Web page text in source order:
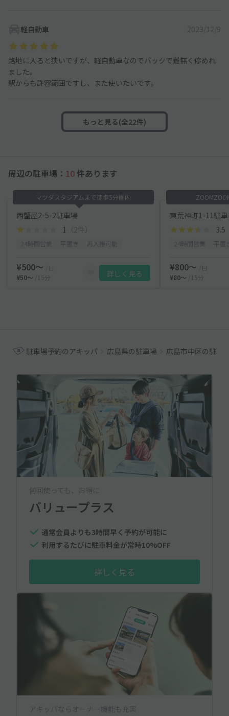
軽自動車 2023/12/9
路地に入ると狭いですが、軽自動車なのでバックで難無く停めれ
ました。
駅からも許容範囲ですし、また使いたいです。
もっと見る(全22件)
周辺の駐車場： 10 件あります
マツダスタジアムまで徒歩5分圏内
西蟹屋2-5-2駐車場
1
（2件）
¥500〜
/日
¥50〜
/15分 詳しく見る
東荒神町1-11駐
3.5
¥800〜
/日
¥80〜
/15分
駐車場予約のアキッパ 広島県の駐車場 広島市中区の駐車
何回使っても、お得に
バリュープラス
通常会員よりも3時間早く予約が可能に
利用するたびに駐車料金が常時10%OFF
詳しく見る
アキッパならオーナー機能も充実